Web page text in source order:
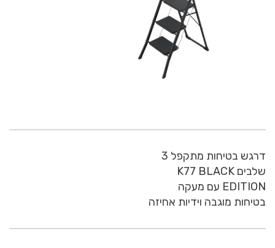
דרגש בטיחות מתקפל 3
שלבים K77 BLACK
EDITION עם מעקה
בטיחות מוגבה וידיות אחיזה